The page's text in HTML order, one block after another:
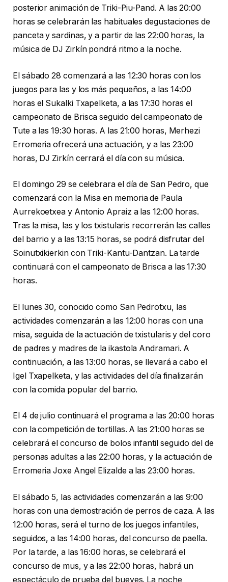
posterior animación de Triki-Piu-Pand. A las 20:00
horas se celebrarán las habituales degustaciones de
panceta y sardinas, y a partir de las 22:00 horas, la
música de DJ Zirkín pondrá ritmo a la noche.
El sábado 28 comenzará a las 12:30 horas con los
juegos para las y los más pequeños, a las 14:00
horas el Sukalki Txapelketa, a las 17:30 horas el
campeonato de Brisca seguido del campeonato de
Tute a las 19:30 horas. A las 21:00 horas, Merhezi
Erromeria ofrecerá una actuación, y a las 23:00
horas, DJ Zirkín cerrará el día con su música.
El domingo 29 se celebrara el día de San Pedro, que
comenzará con la Misa en memoria de Paula
Aurrekoetxea y Antonio Apraiz a las 12:00 horas.
Tras la misa, las y los txistularis recorrerán las calles
del barrio y a las 13:15 horas, se podrá disfrutar del
Soinutxikierkin con Triki-Kantu-Dantzan. La tarde
continuará con el campeonato de Brisca a las 17:30
horas.
El lunes 30, conocido como San Pedrotxu, las
actividades comenzarán a las 12:00 horas con una
misa, seguida de la actuación de txistularis y del coro
de padres y madres de la ikastola Andramari. A
continuación, a las 13:00 horas, se llevará a cabo el
Igel Txapelketa, y las actividades del día finalizarán
con la comida popular del barrio.
El 4 de julio continuará el programa a las 20:00 horas
con la competición de tortillas. A las 21:00 horas se
celebrará el concurso de bolos infantil seguido del de
personas adultas a las 22:00 horas, y la actuación de
Erromeria Joxe Angel Elizalde a las 23:00 horas.
El sábado 5, las actividades comenzarán a las 9:00
horas con una demostración de perros de caza. A las
12:00 horas, será el turno de los juegos infantiles,
seguidos, a las 14:00 horas, del concurso de paella.
Por la tarde, a las 16:00 horas, se celebrará el
concurso de mus, y a las 22:00 horas, habrá un
espectáculo de prueba del bueyes. La noche